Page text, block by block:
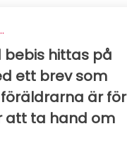
bebis hittas på
ett brev som
är för
att ta hand om